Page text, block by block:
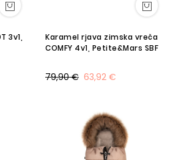
3v1,
Karamel rjava zimska vreča
COMFY 4v1, Petite&Mars SBF
63,92 €
79,90 €